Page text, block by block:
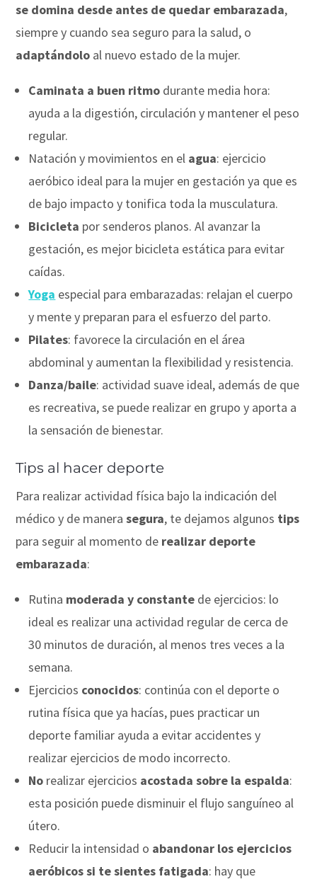
se domina desde antes de quedar embarazada,
siempre y cuando sea seguro para la salud, o
adaptándolo al nuevo estado de la mujer.
Caminata a buen ritmo durante media hora:
ayuda a la digestión, circulación y mantener el peso
regular.
Natación y movimientos en el agua: ejercicio
aeróbico ideal para la mujer en gestación ya que es
de bajo impacto y tonifica toda la musculatura.
Bicicleta por senderos planos. Al avanzar la
gestación, es mejor bicicleta estática para evitar
caídas.
Yoga especial para embarazadas: relajan el cuerpo
y mente y preparan para el esfuerzo del parto.
Pilates: favorece la circulación en el área
abdominal y aumentan la flexibilidad y resistencia.
Danza/baile: actividad suave ideal, además de que
es recreativa, se puede realizar en grupo y aporta a
la sensación de bienestar.
Tips al hacer deporte
Para realizar actividad física bajo la indicación del
médico y de manerasegura, te dejamos algunos tips
para seguir al momento de realizar deporte
embarazada:
Rutina moderada y constante de ejercicios: lo
ideal es realizar una actividad regular de cerca de
30 minutos de duración, al menos tres veces a la
semana.
Ejercicios conocidos: continúa con el deporte o
rutina física que ya hacías, pues practicar un
deporte familiar ayuda a evitar accidentes y
realizar ejercicios de modo incorrecto.
No realizar ejercicios acostada sobre la espalda:
esta posición puede disminuir el flujo sanguíneo al
útero.
Reducir la intensidad o abandonar los ejercicios
aeróbicos si te sientes fatigada: hay que